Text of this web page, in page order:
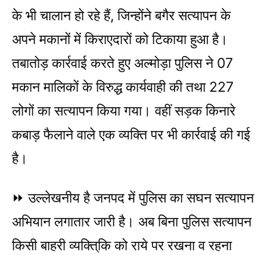
के भी चालान हो रहे हैं, जिन्होंने बगैर सत्यापन के
अपने मकानों में किराएदारों को टिकाया हुआ है।
तबातोड़ कार्रवाई करते हुए अल्मोड़ा पुलिस ने 07
मकान मालिकों के विरुद्ध कार्यवाही की तथा 227
लोगों का सत्यापन किया गया। वहीं सड़क किनारे
कबाड़ फैलाने वाले एक व्यक्ति पर भी कार्रवाई की गई
है।
⏩ उल्लेखनीय है जनपद में पुलिस का सघन सत्यापन
अभियान लगातार जारी है। अब बिना पुलिस सत्यापन
किसी बाहरी व्यक्ति्कि को राये पर रखना व रहना